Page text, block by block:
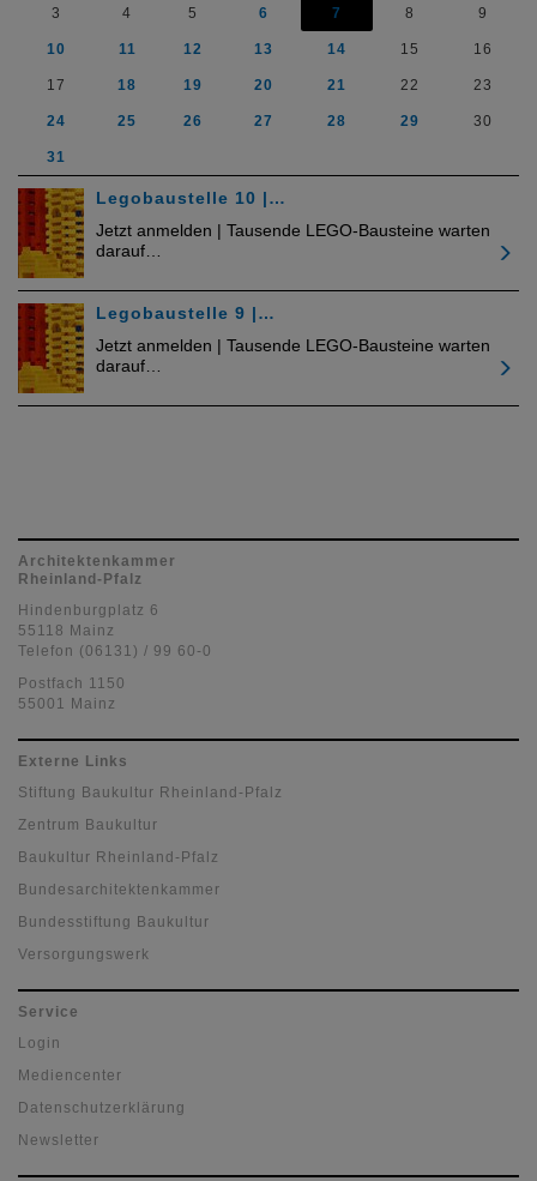
3 4 5 6 7 8 9
10 11 12 13 14 15 16
17 18 19 20 21 22 23
24 25 26 27 28 29 30
31
Legobaustelle 10 |…
Jetzt anmelden | Tausende LEGO-Bausteine warten
darauf…
Legobaustelle 9 |…
Jetzt anmelden | Tausende LEGO-Bausteine warten
darauf…
Architektenkammer
Rheinland-Pfalz
Hindenburgplatz 6
55118 Mainz
Telefon (06131) / 99 60-0
Postfach 1150
55001 Mainz
Externe Links
Stiftung Baukultur Rheinland-Pfalz
Zentrum Baukultur
Baukultur Rheinland-Pfalz
Bundesarchitektenkammer
Bundesstiftung Baukultur
Versorgungswerk
Service
Login
Mediencenter
Datenschutzerklärung
Newsletter